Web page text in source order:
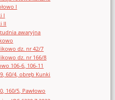
I
I
II
awaryjna
dz. nr 42/7
dz. nr 166/8
106-6, 106-11
60/4, obręb Kunki
160/5, Pawłowo